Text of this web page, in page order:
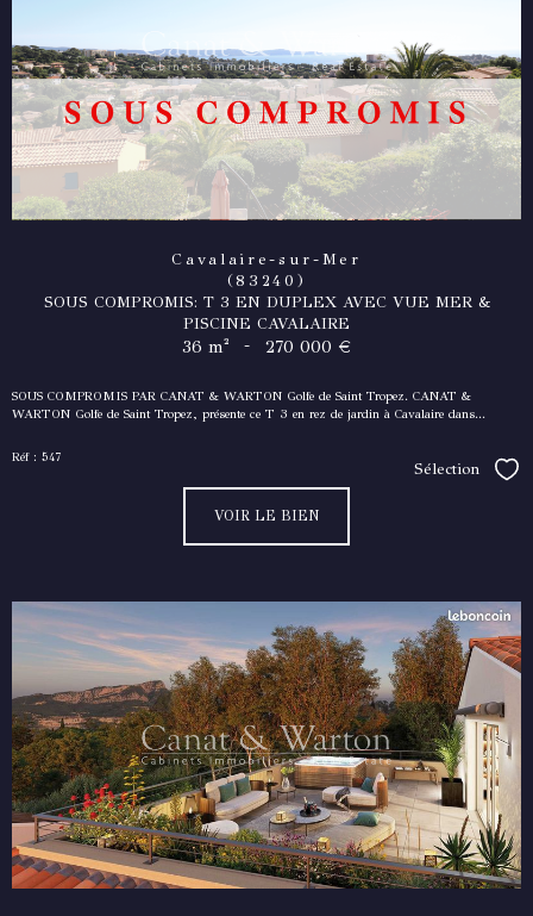
Cavalaire-sur-Mer
(83240)
SOUS COMPROMIS: T 3 EN DUPLEX AVEC VUE MER &
PISCINE CAVALAIRE
36 m² - 270 000 €
SOUS COMPROMIS PAR CANAT & WARTON Golfe de Saint Tropez. CANAT &
WARTON Golfe de Saint Tropez, présente ce T 3 en rez de jardin à Cavalaire dans...
Réf : 547
Sélection
VOIR LE BIEN